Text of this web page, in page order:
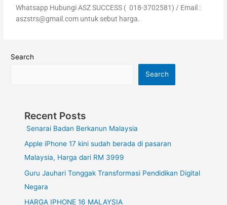
Whatsapp Hubungi ASZ SUCCESS ( 018-3702581) / Email :
aszstrs@gmail.com untuk sebut harga.
Search
Search
Recent Posts
Senarai Badan Berkanun Malaysia
Apple iPhone 17 kini sudah berada di pasaran
Malaysia, Harga dari RM 3999
Guru Jauhari Tonggak Transformasi Pendidikan Digital
Negara
HARGA IPHONE 16 MALAYSIA